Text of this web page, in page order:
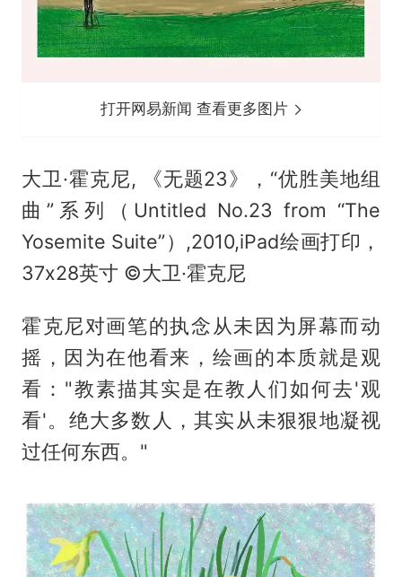
打开网易新闻 查看更多图片
大卫·霍克尼, 《无题23》，“优胜美地组
曲”系列（Untitled No.23 from “The
Yosemite Suite”）,2010,iPad绘画打印，
37x28英寸 ©大卫·霍克尼
霍克尼对画笔的执念从未因为屏幕而动
摇，因为在他看来，绘画的本质就是观
看："教素描其实是在教人们如何去'观
看'。绝大多数人，其实从未狠狠地凝视
过任何东西。"